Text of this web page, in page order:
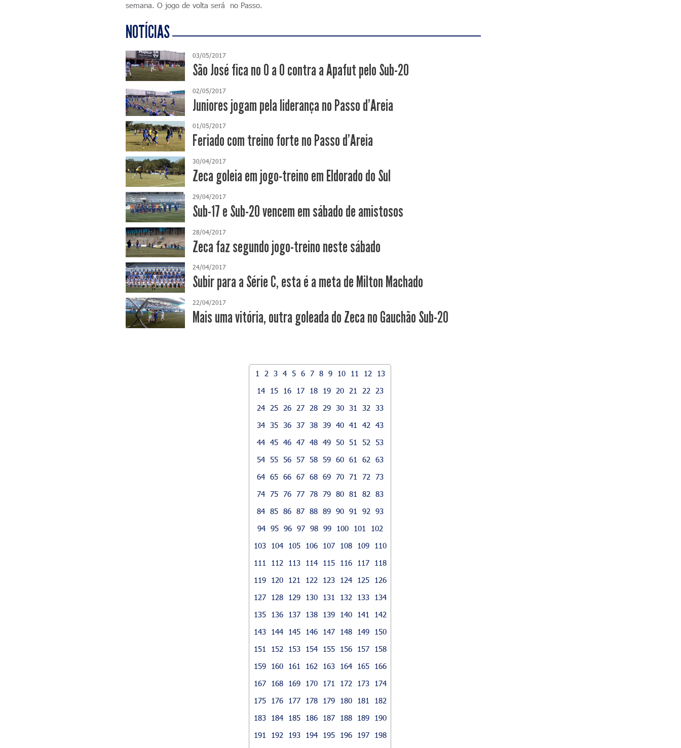
semana. O jogo de volta será no Passo.
NOTÍCIAS
03/05/2017
São José fica no 0 a 0 contra a Apafut pelo Sub-20
02/05/2017
Juniores jogam pela liderança no Passo d'Areia
01/05/2017
Feriado com treino forte no Passo d'Areia
30/04/2017
Zeca goleia em jogo-treino em Eldorado do Sul
29/04/2017
Sub-17 e Sub-20 vencem em sábado de amistosos
28/04/2017
Zeca faz segundo jogo-treino neste sábado
24/04/2017
Subir para a Série C, esta é a meta de Milton Machado
22/04/2017
Mais uma vitória, outra goleada do Zeca no Gauchão Sub-20
1 2 3 4 5 6 7 8 9 10 11 12
13
14
15 16 17 18 19 20 21 22
23
24
25 26 27 28 29 30 31 32
33
34 35 36 37 38 39 40 41 42
43
44 45 46 47 48 49 50 51 52
53
54 55 56 57 58 59 60 61 62
63
64 65 66 67 68 69 70 71 72
73
74 75 76 77 78 79 80 81 82
83
84 85 86 87 88 89 90 91 92
93
94 95 96 97 98 99 100 101
102
103
104 105 106 107 108 109
110
111
112 113 114 115 116 117
118
119
120 121 122 123 124 125
126
127
128 129 130 131 132 133
134
135
136 137 138 139 140 141
142
143
144 145 146 147 148 149
150
151
152 153 154 155 156 157
158
159
160 161 162 163 164 165
166
167
168 169 170 171 172 173
174
175
176 177 178 179 180 181
182
183
184 185 186 187 188 189
190
191
192 193 194 195 196 197
198